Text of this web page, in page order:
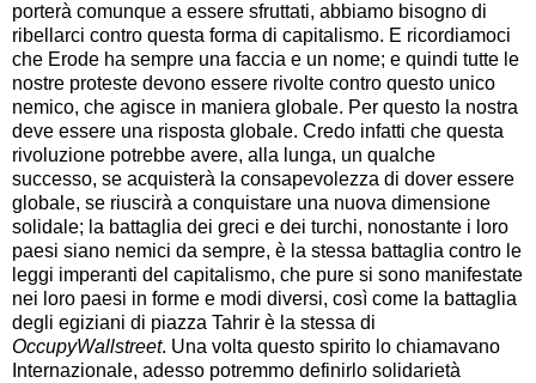
porterà comunque a essere sfruttati, abbiamo bisogno di
ribellarci contro questa forma di capitalismo. E ricordiamoci
che Erode ha sempre una faccia e un nome; e quindi tutte le
nostre proteste devono essere rivolte contro questo unico
nemico, che agisce in maniera globale. Per questo la nostra
deve essere una risposta globale. Credo infatti che questa
rivoluzione potrebbe avere, alla lunga, un qualche
successo, se acquisterà la consapevolezza di dover essere
globale, se riuscirà a conquistare una nuova dimensione
solidale; la battaglia dei greci e dei turchi, nonostante i loro
paesi siano nemici da sempre, è la stessa battaglia contro le
leggi imperanti del capitalismo, che pure si sono manifestate
nei loro paesi in forme e modi diversi, così come la battaglia
degli egiziani di piazza Tahrir è la stessa di
OccupyWallstreet. Una volta questo spirito lo chiamavano
Internazionale, adesso potremmo definirlo solidarietà